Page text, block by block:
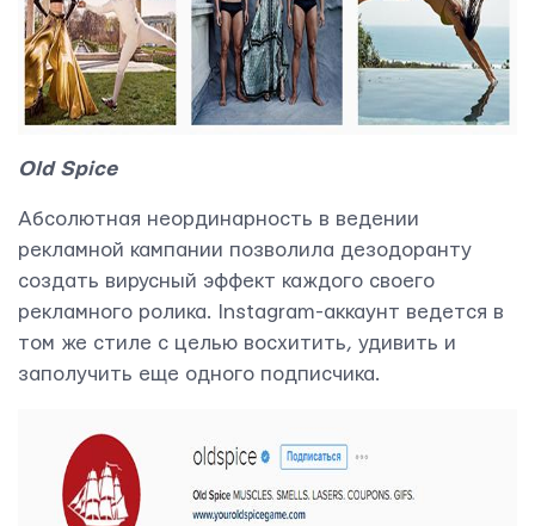
Old Spice
Абсолютная неординарность в ведении
рекламной кампании позволила дезодоранту
создать вирусный эффект каждого своего
рекламного ролика. Instagram-аккаунт ведется в
том же стиле с целью восхитить, удивить и
заполучить еще одного подписчика.